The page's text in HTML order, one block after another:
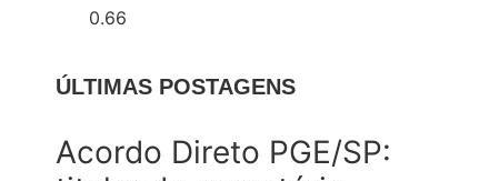
ÚLTIMAS POSTAGENS
Acordo Direto PGE/SP: